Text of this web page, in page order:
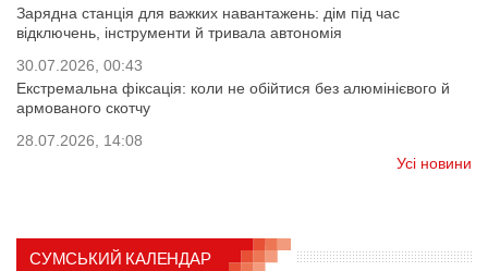
Зарядна станція для важких навантажень: дім під час
відключень, інструменти й тривала автономія
30.07.2026, 00:43
Екстремальна фіксація: коли не обійтися без алюмінієвого й
армованого скотчу
28.07.2026, 14:08
Усі новини
СУМСЬКИЙ КАЛЕНДАР